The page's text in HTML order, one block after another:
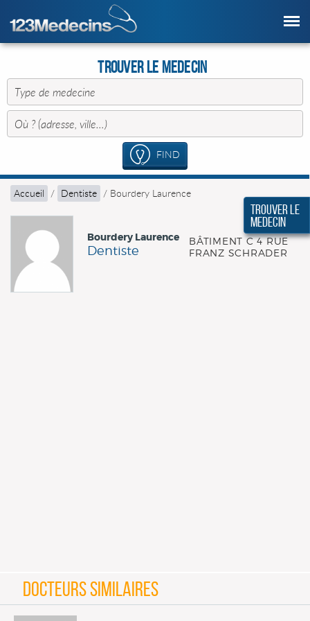
Trouver le Medecin
FIND
Accueil / Dentiste / Bourdery Laurence
Bourdery Laurence
Dentiste
BÂTIMENT C 4 RUE
FRANZ SCHRADER
DOCTEURS SIMILAIRES
Trouver le
Medecin